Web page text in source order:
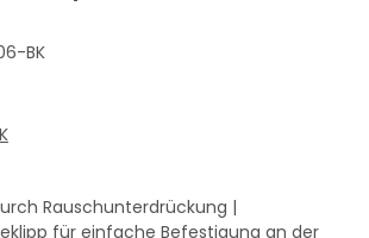
BK
Rauschunterdrückung |
für einfache Befestigung an der